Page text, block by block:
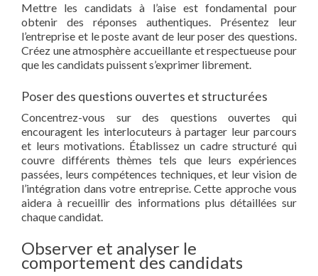
Mettre les candidats à l’aise est fondamental pour
obtenir des réponses authentiques. Présentez leur
l’entreprise et le poste avant de leur poser des questions.
Créez une atmosphère accueillante et respectueuse pour
que les candidats puissent s’exprimer librement.
Poser des questions ouvertes et structurées
Concentrez-vous sur des questions ouvertes qui
encouragent les interlocuteurs à partager leur parcours
et leurs motivations. Établissez un cadre structuré qui
couvre différents thèmes tels que leurs expériences
passées, leurs compétences techniques, et leur vision de
l’intégration dans votre entreprise. Cette approche vous
aidera à recueillir des informations plus détaillées sur
chaque candidat.
Observer et analyser le
comportement des candidats